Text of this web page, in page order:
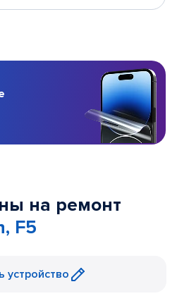
на ремонт
F5
устройство